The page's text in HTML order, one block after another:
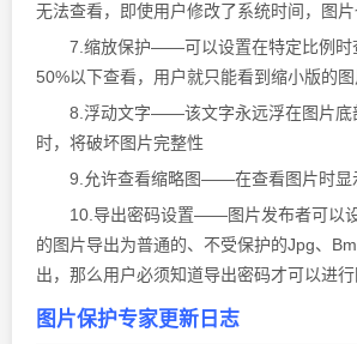
无法查看，即使用户修改了系统时间，图
7.缩放保护——可以设置在特定比例时
50%以下查看，用户就只能看到缩小版的
8.浮动文字——该文字永远浮在图片底
时，将破坏图片完整性
9.允许查看缩略图——在查看图片时显
10.导出密码设置——图片发布者可以设
的图片导出为普通的、不受保护的Jpg、
出，那么用户必须知道导出密码才可以进
图片保护专家更新日志